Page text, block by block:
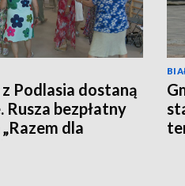
Podlasia dostaną
Rusza bezpłatny
dla